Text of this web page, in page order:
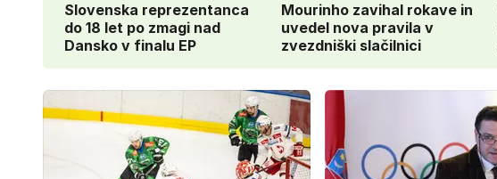
Slovenska reprezentanca
do 18 let po zmagi nad
Dansko v finalu EP
Mourinho zavihal rokave in
uvedel nova pravila v
zvezdniški slačilnici